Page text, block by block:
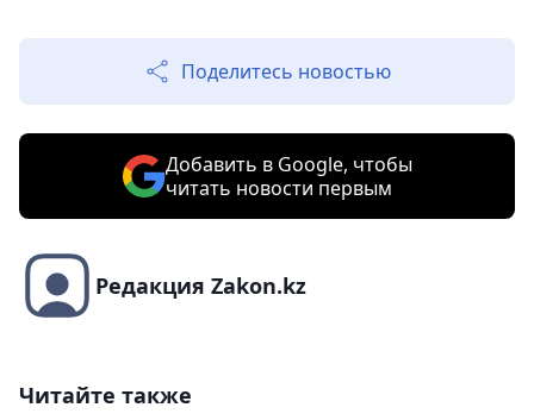
Поделитесь новостью
Добавить в Google, чтобы
читать новости первым
Редакция Zakon.kz
Читайте также